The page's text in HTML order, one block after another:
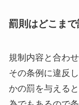
罰則はどこま
規制内容と合わ
その条例に違反
かの罰を与える